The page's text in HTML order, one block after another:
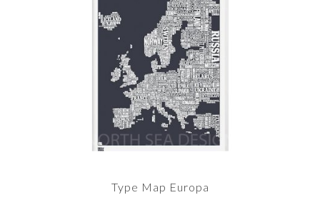
Type Map Europa